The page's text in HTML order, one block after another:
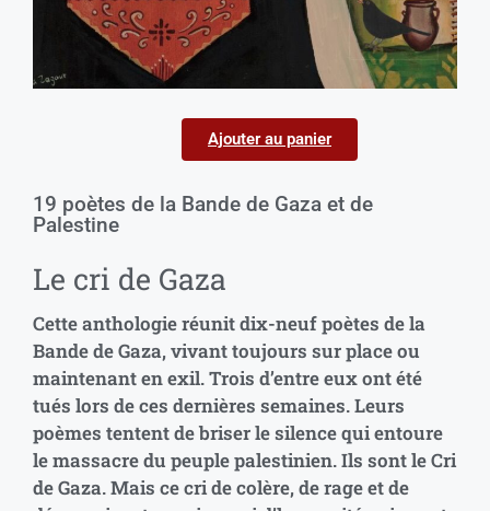
Ajouter au panier
19 poètes de la Bande de Gaza et de
Palestine
Le cri de Gaza
Cette anthologie réunit dix-neuf poètes de la
Bande de Gaza, vivant toujours sur place ou
maintenant en exil. Trois d’entre eux ont été
tués lors de ces dernières semaines. Leurs
poèmes tentent de briser le silence qui entoure
le massacre du peuple palestinien. Ils sont le Cri
de Gaza. Mais ce cri de colère, de rage et de